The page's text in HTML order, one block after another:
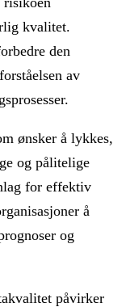
kvalitet.
den
av
ønsker å lykkes,
og pålitelige
for effektiv
å
og
påvirker